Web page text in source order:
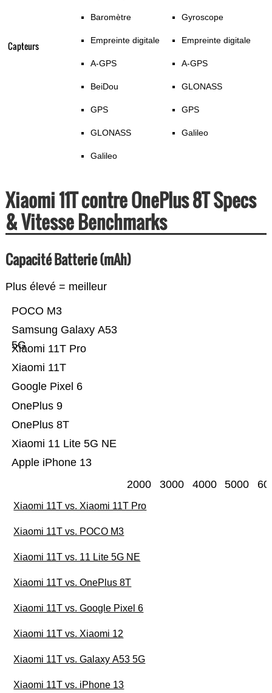
Capteurs
Baromètre
Empreinte digitale
A-GPS
BeiDou
GPS
GLONASS
Galileo
Gyroscope
Empreinte digitale
A-GPS
GLONASS
GPS
Galileo
Xiaomi 11T contre OnePlus 8T Specs
& Vitesse Benchmarks
Capacité Batterie (mAh)
Plus élevé = meilleur
Apple iPhone 13
Xiaomi 11 Lite 5G NE
OnePlus 8T
OnePlus 9
Google Pixel 6
Xiaomi 11T
Xiaomi 11T Pro
Samsung Galaxy A53
5G
POCO M3
2000 3000 4000 5000
Xiaomi 11T vs. Xiaomi 11T Pro
Xiaomi 11T vs. POCO M3
Xiaomi 11T vs. 11 Lite 5G NE
Xiaomi 11T vs. OnePlus 8T
Xiaomi 11T vs. Google Pixel 6
Xiaomi 11T vs. Xiaomi 12
Xiaomi 11T vs. Galaxy A53 5G
Xiaomi 11T vs. iPhone 13